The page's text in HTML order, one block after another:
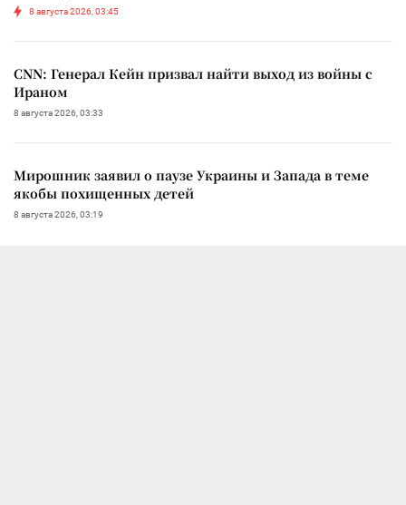
8 августа 2026, 03:45
CNN: Генерал Кейн призвал найти выход из войны с
Ираном
8 августа 2026, 03:33
Мирошник заявил о паузе Украины и Запада в теме
якобы похищенных детей
8 августа 2026, 03:19